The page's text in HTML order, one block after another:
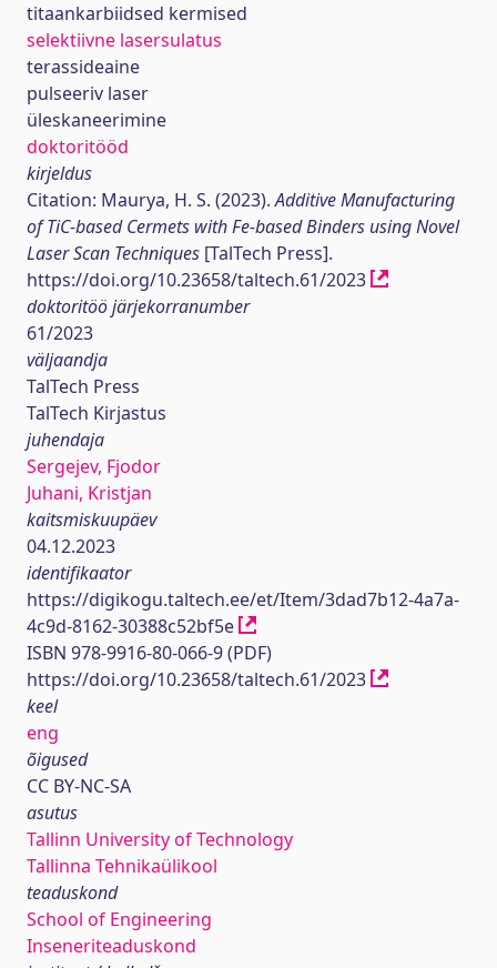
titaankarbiidsed kermised
selektiivne lasersulatus
terassideaine
pulseeriv laser
üleskaneerimine
doktoritööd
kirjeldus
Citation: Maurya, H. S. (2023).Additive Manufacturing
of TiC-based Cermets with Fe-based Binders using Novel
Laser Scan Techniques [TalTech Press].
https://doi.org/10.23658/taltech.61/2023
doktoritöö järjekorranumber
61/2023
väljaandja
TalTech Press
TalTech Kirjastus
juhendaja
Sergejev, Fjodor
Juhani, Kristjan
kaitsmiskuupäev
04.12.2023
identifikaator
https://digikogu.taltech.ee/et/Item/3dad7b12-4a7a-
4c9d-8162-30388c52bf5e
ISBN 978-9916-80-066-9 (PDF)
https://doi.org/10.23658/taltech.61/2023
keel
eng
õigused
CC BY-NC-SA
asutus
Tallinn University of Technology
Tallinna Tehnikaülikool
teaduskond
School of Engineering
Inseneriteaduskond